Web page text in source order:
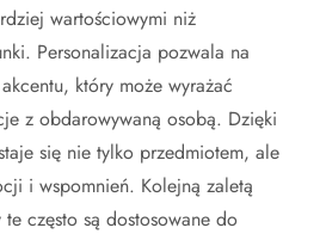
wartościowymi niż
Personalizacja pozwala na
który może wyrażać
z obdarowywaną osobą. Dzięki
się nie tylko przedmiotem, ale
i wspomnień. Kolejną zaletą
często są dostosowane do